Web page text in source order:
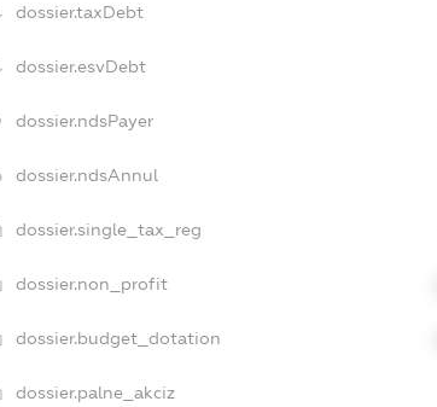
dossier.taxDebt
dossier.esvDebt
dossier.ndsPayer
dossier.ndsAnnul
dossier.single_tax_reg
dossier.non_profit
dossier.budget_dotation
dossier.palne_akciz